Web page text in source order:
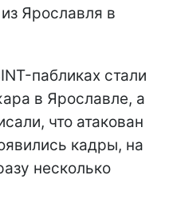
Ярославля в
пабликах стали
в Ярославле, а
что атакован
кадры, на
несколько